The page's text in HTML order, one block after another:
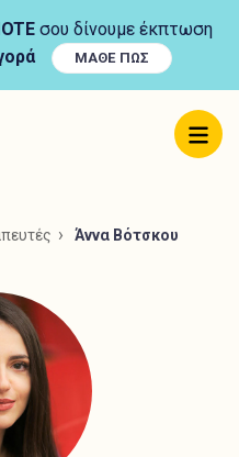
σου δίνουμε έκπτωση
ΜΑΘΕ ΠΩΣ
Άννα Βότσκου